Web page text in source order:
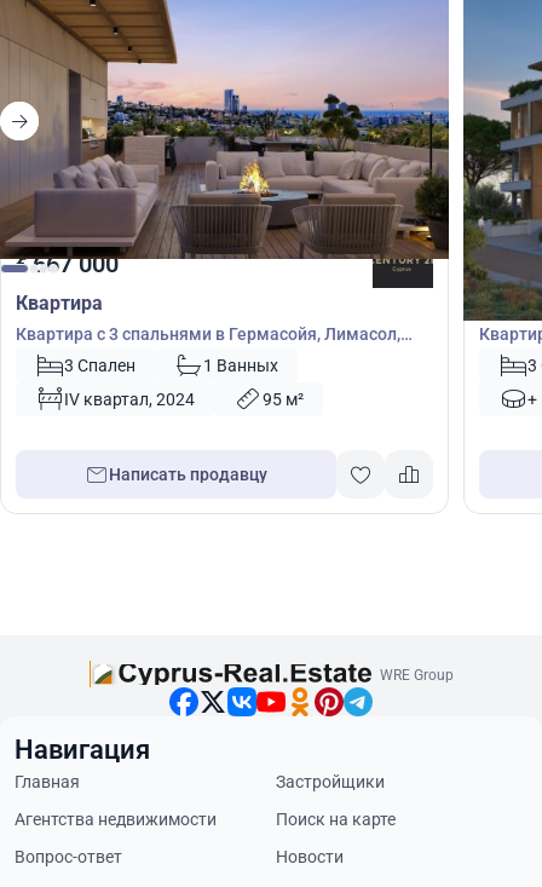
€667 000
Квартира
Квартира с 3 спальнями в Гермасойя, Лимасол,
Кипр № 56170
3 Спален
1 Ванных
IV квартал, 2024
95 м²
Написать продавцу
€
Кипр3
WRE Group
Навигация
Главная
Застройщики
Агентства недвижимости
Поиск на карте
Вопрос-ответ
Новости